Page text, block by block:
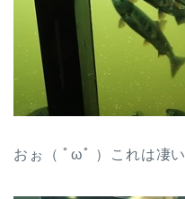
おぉ（ ﾟωﾟ ）これは凄い